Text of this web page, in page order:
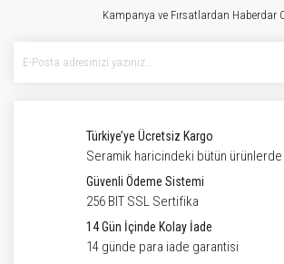
Kampanya ve Fırsatlardan Haberdar
Türkiye’ye Ücretsiz Kargo
Seramik haricindeki bütün ürünlerde
Güvenli Ödeme Sistemi
256 BIT SSL Sertifika
14 Gün İçinde Kolay İade
14 günde para iade garantisi